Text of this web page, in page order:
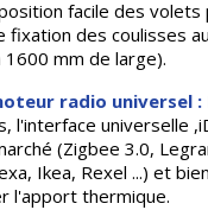
facile des
fixation des coulisses
mm de large).
radio universel :
l'interface universelle
(Zigbee 3.0,
Ikea, Rexel ...) et
l'apport thermique.